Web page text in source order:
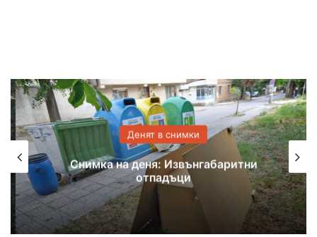
Денят в снимки
Снимка на деня: Извънгабаритни
отпадъци